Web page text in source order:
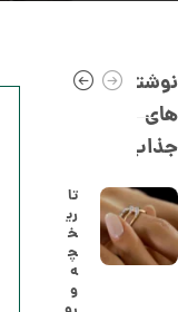
نوشته
های
جذاب
تا
ری
خ
چ
ه
و
ا
ن
ش